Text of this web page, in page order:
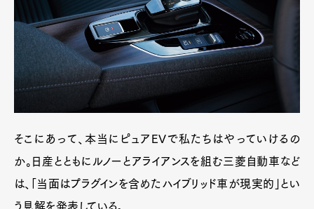
そこにあって、本当にピュアEVで私たちはやっていけるの
か。日産とともにルノーとアライアンスを組む三菱自動車など
は、「当面はプラグインを含めたハイブリッド車が現実的」とい
う見解を発表している。